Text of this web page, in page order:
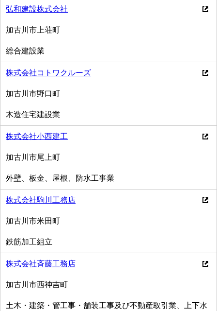
弘和建設株式会社
加古川市上荘町
総合建設業
株式会社コトワクルーズ
加古川市野口町
木造住宅建設業
株式会社小西建工
加古川市尾上町
外壁、板金、屋根、防水工事業
株式会社駒川工務店
加古川市米田町
鉄筋加工組立
株式会社斉藤工務店
加古川市西神吉町
土木・建築・管工事・舗装工事及び不動産取引業、上下水